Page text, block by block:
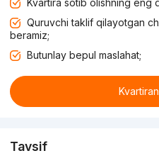
Quruvchi taklif qilayotgan
beramiz;
Butunlay bepul maslahat;
Tavsif